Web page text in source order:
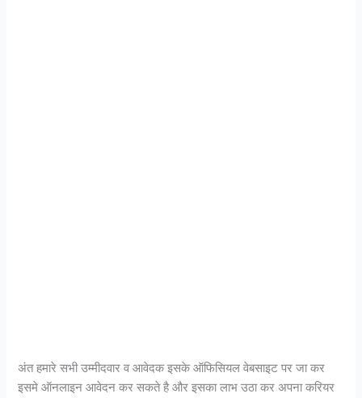
अंत हमारे सभी उम्मीदवार व आवेदक इसके ऑफिसियल वेबसाइट पर जा कर
इसमे ऑनलाइन आवेदन कर सकते है और इसका लाभ उठा कर अपना करियर